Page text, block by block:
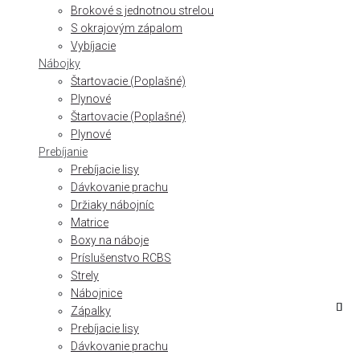
Brokové s jednotnou strelou
S okrajovým zápalom
Vybíjacie
Nábojky
Štartovacie (Poplašné)
Plynové
Štartovacie (Poplašné)
Plynové
Prebíjanie
Prebíjacie lisy
Dávkovanie prachu
Držiaky nábojníc
Matrice
Boxy na náboje
Príslušenstvo RCBS
Strely
Nábojnice
Zápalky
Prebíjacie lisy
Dávkovanie prachu